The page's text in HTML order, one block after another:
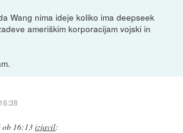
Wang nima ideje koliko ima deepseek
ameriškim korporacijam vojski in
ob 16:13izjavil: